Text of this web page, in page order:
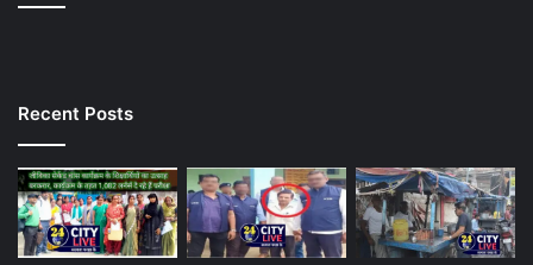
Recent Posts